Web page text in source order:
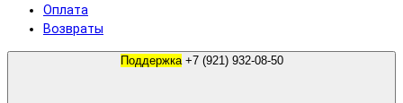
Оплата
Возвраты
Поддержка +7 (921) 932-08-50